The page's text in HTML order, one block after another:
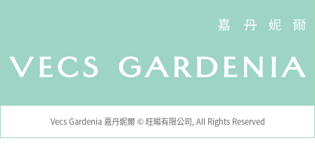
Vecs Gardenia 嘉丹妮爾 © 旺暘有限公司, All Rights Reserved